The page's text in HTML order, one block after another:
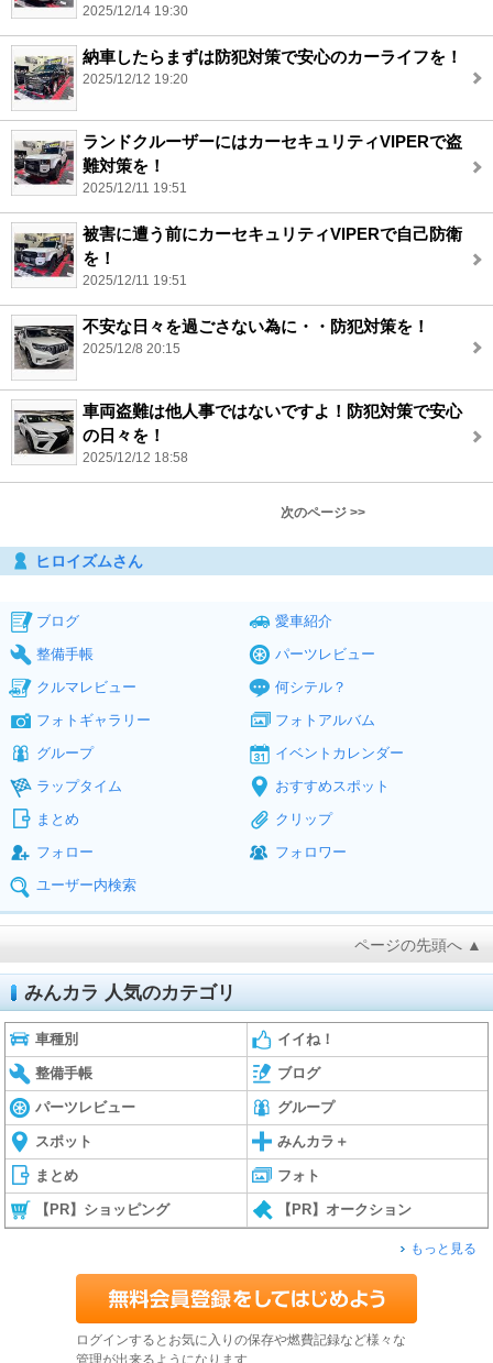
2025/12/14 19:30
納車したらまずは防犯対策で安心のカーライフを！
2025/12/12 19:20
ランドクルーザーにはカーセキュリティVIPERで盗
難対策を！
2025/12/11 19:51
被害に遭う前にカーセキュリティVIPERで自己防衛
を！
2025/12/11 19:51
不安な日々を過ごさない為に・・防犯対策を！
2025/12/8 20:15
車両盗難は他人事ではないですよ！防犯対策で安心
の日々を！
2025/12/12 18:58
次のページ >>
ヒロイズムさん
ブログ
愛車紹介
整備手帳
パーツレビュー
クルマレビュー
何シテル？
フォトギャラリー
フォトアルバム
グループ
イベントカレンダー
ラップタイム
おすすめスポット
まとめ
クリップ
フォロー
フォロワー
ユーザー内検索
ページの先頭へ ▲
みんカラ 人気のカテゴリ
車種別 イイね！
整備手帳 ブログ
パーツレビュー グループ
スポット みんカラ＋
まとめ フォト
【PR】ショッピング 【PR】オークション
もっと見る
ログインするとお気に入りの保存や燃費記録など様々な
管理が出来るようになります